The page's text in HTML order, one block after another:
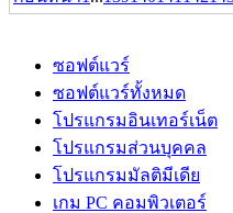
ซอฟต์แวร์
ซอฟต์แวร์ทั้งหมด
โปรแกรมอินเทอร์เน็ต
โปรแกรมส่วนบุคคล
โปรแกรมมัลติมีเดีย
เกม PC คอมพิวเตอร์